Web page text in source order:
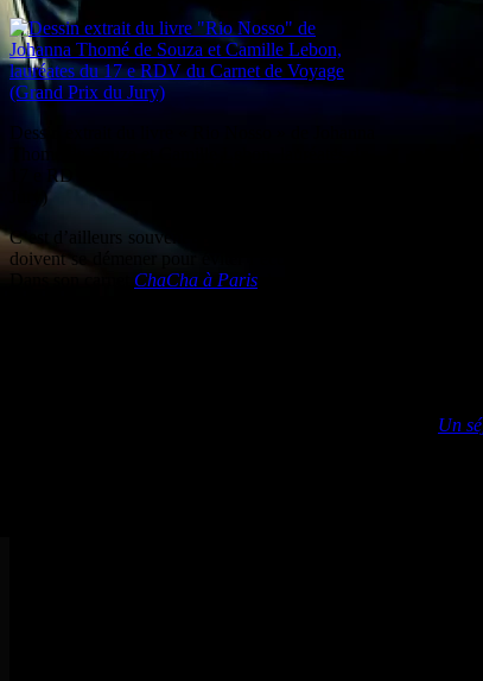
Dessin extrait du livre « Rio Nosso » de Johanna
Thomé de Souza et Camille Lebon, lauréates du
17 e RDV du Carnet de Voyage (Grand Prix du
C’est d’ailleurs souvent un défi pour les artistes de dessiner
doivent se démener pour éviter l’écueil du cliché. La jeune
ChaCha à Paris
Un